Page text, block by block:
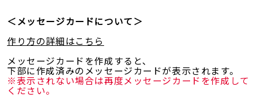
＜メッセージカードについて＞
作り方の詳細はこちら
メッセージカードを作成すると、
下部に作成済みのメッセージカードが表示されます。
※表示されない場合は再度メッセージカードを作成して
ください。